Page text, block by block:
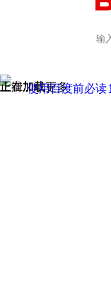
正在加载
上滑加载更多
使用百度前必读